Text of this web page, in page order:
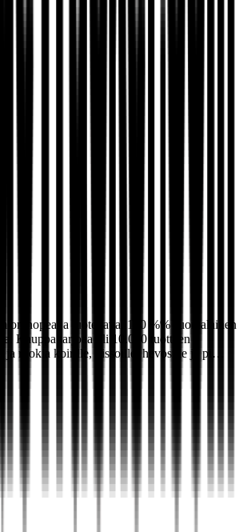
on nopea ja luotettava, 100 %% suomalainen
Kauppa tarjoaa yli 10.000 tuotteen
ja ruokia koirille, kissoille, hevosille ja pi…